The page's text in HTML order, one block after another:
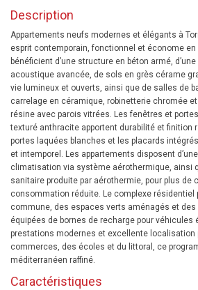
Description
Appartements neufs modernes et élégants à
esprit contemporain, fonctionnel et économe
bénéficient d’une structure en béton armé,
acoustique avancée, de sols en grès cérame
vie lumineux et ouverts, ainsi que de salles de
carrelage en céramique, robinetterie chromée
résine avec parois vitrées. Les fenêtres et
texturé anthracite apportent durabilité et finition
portes laquées blanches et les placards
et intemporel. Les appartements disposent
climatisation via système aérothermique, ainsi
sanitaire produite par aérothermie, pour plus de
consommation réduite. Le complexe résidentiel
commune, des espaces verts aménagés et des
équipées de bornes de recharge pour véhicules
prestations modernes et excellente localisation
commerces, des écoles et du littoral, ce
méditerranéen raffiné.
Caractéristiques